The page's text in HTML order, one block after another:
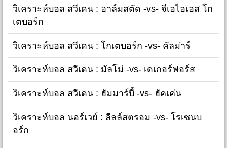
วิเคราะห์บอล สวีเดน : ฮาล์มสตัด -vs- จีเอไอเอส โก
เตบอร์ก
วิเคราะห์บอล สวีเดน : โกเตบอร์ก -vs- คัลม่าร์
วิเคราะห์บอล สวีเดน : มัลโม่ -vs- เดเกอร์ฟอร์ส
วิเคราะห์บอล สวีเดน : ฮัมมาร์บี้ -vs- ฮัคเค่น
วิเคราะห์บอล นอร์เวย์ : ลีลล์สตรอม -vs- โรเซนบ
อร์ก